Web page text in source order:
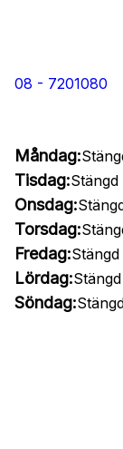
08 - 7201080
Måndag:
Tisdag:Stängd
Onsdag:
Torsdag:
Fredag:Stängd
Lördag:Stängd
Söndag: